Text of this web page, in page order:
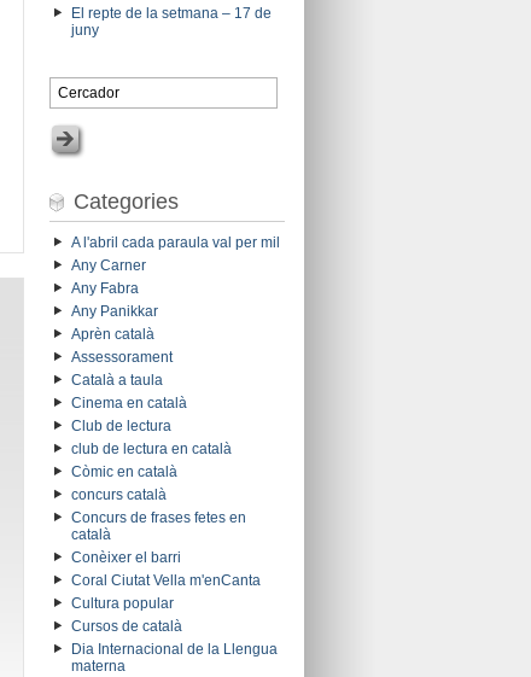
El repte de la setmana – 17 de
juny
Categories
A l'abril cada paraula val per mil
Any Carner
Any Fabra
Any Panikkar
Aprèn català
Assessorament
Català a taula
Cinema en català
Club de lectura
club de lectura en català
Còmic en català
concurs català
Concurs de frases fetes en
català
Conèixer el barri
Coral Ciutat Vella m'enCanta
Cultura popular
Cursos de català
Dia Internacional de la Llengua
materna